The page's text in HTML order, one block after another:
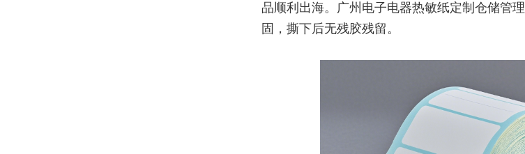
品顺利出海。广州电子电器热敏纸定制仓储管
固，撕下后无残胶残留。